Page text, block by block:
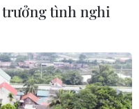
tình nghi